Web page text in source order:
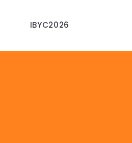
IBYC2026